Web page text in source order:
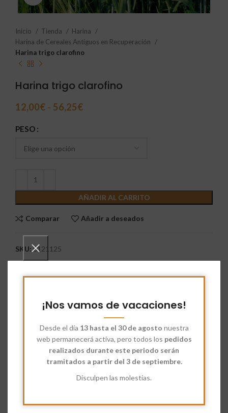
¡Nos vamos de vacaciones!
Desde el día 13 hasta el 30 de agosto nuestra
web permanecerá activa, pero todos los pedidos
realizados durante este periodo serán
tramitados a partir del 3 de septiembre.
Disculpen las molestias.
Inicio Tienda
Harina
Harina de Cereales Antiguos en Recuperación
Harina trigo clarofino
Harina trigo clarofino
12,00€ - 56,25€
PESO
AÑADIR AL CARRITO
Comparar Añadir a deseados
SKU:0121125
Recuperación
“Clarofino” es un trigo autóctono de la zona de Chinchilla de
Montearagón (Albacete). Es un trigo antiguo, original, sin
ningún tipo de mejora, cruce o cualquier otra intervención,
solo la selección natural del medio en el que se ha ido
desarrollando. Es un producto totalmente natural del cual